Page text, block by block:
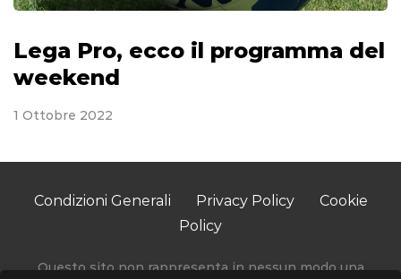
Lega Pro, ecco il programma del
weekend
1 Ottobre 2022
Condizioni Generali Privacy Policy
Cookie
Policy
Questo sito non rappresenta in nessun modo una